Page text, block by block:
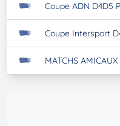
Coupe ADN D4D5
Coupe Intersport
MATCHS AMICAUX